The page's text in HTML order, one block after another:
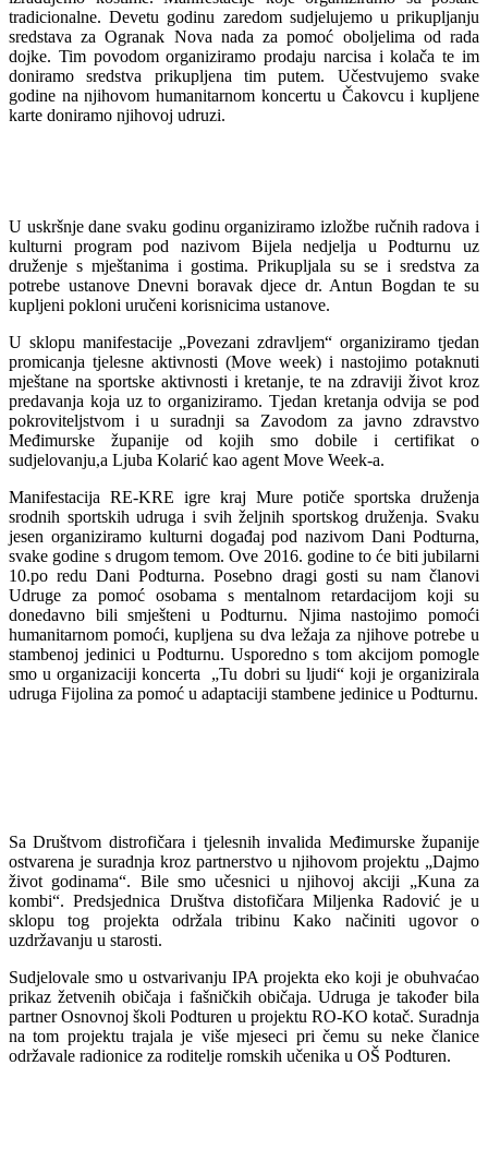
tradicionalne. Devetu godinu zaredom sudjelujemo u prikupljanju
sredstava za Ogranak Nova nada za pomoć oboljelima od rada
dojke. Tim povodom organiziramo prodaju narcisa i kolača te im
doniramo sredstva prikupljena tim putem. Učestvujemo svake
godine na njihovom humanitarnom koncertu u Čakovcu i kupljene
karte doniramo njihovoj udruzi.
U uskršnje dane svaku godinu organiziramo izložbe ručnih radova i
kulturni program pod nazivom Bijela nedjelja u Podturnu uz
druženje s mještanima i gostima. Prikupljala su se i sredstva za
potrebe ustanove Dnevni boravak djece dr. Antun Bogdan te su
kupljeni pokloni uručeni korisnicima ustanove.
U sklopu manifestacije „Povezani zdravljem“ organiziramo tjedan
promicanja tjelesne aktivnosti (Move week) i nastojimo potaknuti
mještane na sportske aktivnosti i kretanje, te na zdraviji život kroz
predavanja koja uz to organiziramo. Tjedan kretanja odvija se pod
pokroviteljstvom i u suradnji sa Zavodom za javno zdravstvo
Međimurske županije od kojih smo dobile i certifikat o
sudjelovanju,a Ljuba Kolarić kao agent Move Week-a.
Manifestacija RE-KRE igre kraj Mure potiče sportska druženja
srodnih sportskih udruga i svih željnih sportskog druženja. Svaku
jesen organiziramo kulturni događaj pod nazivom Dani Podturna,
svake godine s drugom temom. Ove 2016. godine to će biti jubilarni
10.po redu Dani Podturna. Posebno dragi gosti su nam članovi
Udruge za pomoć osobama s mentalnom retardacijom koji su
donedavno bili smješteni u Podturnu. Njima nastojimo pomoći
humanitarnom pomoći, kupljena su dva ležaja za njihove potrebe u
stambenoj jedinici u Podturnu. Usporedno s tom akcijom pomogle
smo u organizaciji koncerta „Tu dobri su ljudi“ koji je organizirala
udruga Fijolina za pomoć u adaptaciji stambene jedinice u Podturnu.
Sa Društvom distrofičara i tjelesnih invalida Međimurske županije
ostvarena je suradnja kroz partnerstvo u njihovom projektu „Dajmo
život godinama“. Bile smo učesnici u njihovoj akciji „Kuna za
kombi“. Predsjednica Društva distofičara Miljenka Radović je u
sklopu tog projekta održala tribinu Kako načiniti ugovor o
uzdržavanju u starosti.
Sudjelovale smo u ostvarivanju IPA projekta eko koji je obuhvaćao
prikaz žetvenih običaja i fašničkih običaja. Udruga je također bila
partner Osnovnoj školi Podturen u projektu RO-KO kotač. Suradnja
na tom projektu trajala je više mjeseci pri čemu su neke članice
održavale radionice za roditelje romskih učenika u OŠ Podturen.